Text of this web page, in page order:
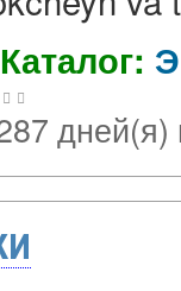
дней(я)